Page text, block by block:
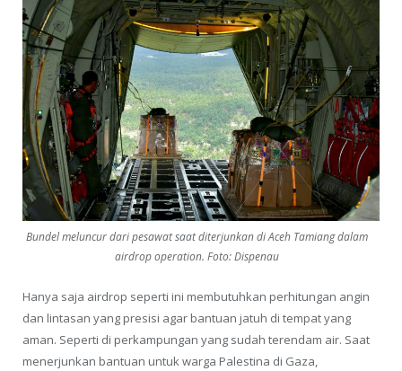
Bundel meluncur dari pesawat saat diterjunkan di Aceh Tamiang dalam
airdrop operation. Foto: Dispenau
Hanya saja airdrop seperti ini membutuhkan perhitungan angin
dan lintasan yang presisi agar bantuan jatuh di tempat yang
aman. Seperti di perkampungan yang sudah terendam air. Saat
menerjunkan bantuan untuk warga Palestina di Gaza,